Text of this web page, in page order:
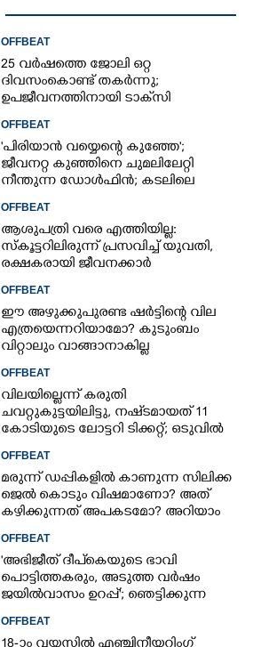
OFFBEAT
25 വർഷത്തെ ജോലി ഒറ്റ
ദിവസംകൊണ്ട് തകർന്നു;
ഉപജീവനത്തിനായി ടാക്‌സി
ഡ്രൈവറായി,​ അനുഭവം പങ്കുവച്ച്
യുവതി
OFFBEAT
'പിരിയാൻ വയ്യെന്റെ കുഞ്ഞേ';
ജീവനറ്റ കുഞ്ഞിനെ ചുമലിലേറ്റി
നീന്തുന്ന ഡോൾഫിൻ; കടലിലെ
വൈകാരിക നിമിഷങ്ങൾ
OFFBEAT
ആശുപത്രി വരെ എത്തിയില്ല:
സ്കൂട്ടറിലിരുന്ന് പ്രസവിച്ച് യുവതി,
രക്ഷകരായി ജീവനക്കാർ
OFFBEAT
ഈ അഴുക്കുപുരണ്ട ഷർട്ടിന്റെ വില
എത്രയെന്നറിയാമോ? കുടുംബം
വിറ്റാലും വാങ്ങാനാകില്ല
OFFBEAT
വിലയില്ലെന്ന് കരുതി
ചവറ്റുകുട്ടയിലിട്ടു, നഷ്‌ടമായത് 11
കോടിയുടെ ലോട്ടറി ടിക്കറ്റ്; ഒടുവിൽ
ഭാഗ്യം തുണയായി
OFFBEAT
മരുന്ന് ഡപ്പികളിൽ കാണുന്ന സിലിക്ക
ജെൽ കൊടും വിഷമാണോ? അത്
കഴിക്കുന്നത് അപകടമോ? അറിയാം
OFFBEAT
'അഭിജീത് ദീപ്‌കെയുടെ ഭാവി
പൊട്ടിത്തകരും, അടുത്ത വർഷം
ജയിൽവാസം ഉറപ്പ്'; ഞെട്ടിക്കുന്ന
പ്രവചനവുമായി ജ്യോതിഷി
OFFBEAT